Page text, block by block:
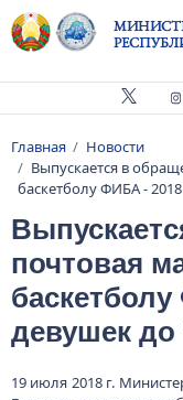
Перейти к основному
Строка
Главная
Новости
Выпускается в
баскетболу ФИБА -
почтовая
девушек до
19 июля 2018 г.